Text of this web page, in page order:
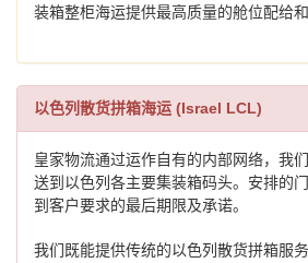
装箱整柜海运提供最高质量的舱位配给
以色列散货拼箱海运 (Israel LCL)
皇家物流通过运作自有的内部网络，我
送到以色列各主要集装箱码头。安排的
到客户要求的最后期限及承诺。
我们既能提供传统的以色列散货拼箱服